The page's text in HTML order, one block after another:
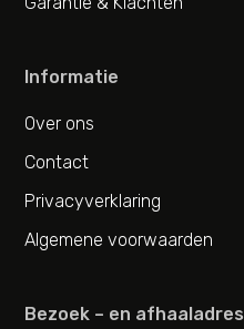
Informatie
Over ons
Contact
Privacyverklaring
Algemene voorwaarden
Bezoek – en afhaaladres